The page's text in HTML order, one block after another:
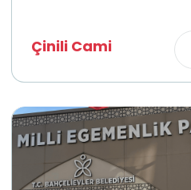
Çinili Cami